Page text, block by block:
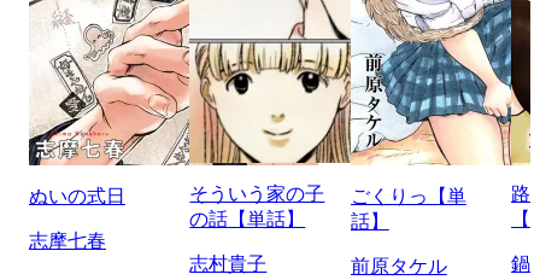
ぬいの式日
志摩七春
そういう家の子
の話【単話】
志村貴子
ごくりっ【単
話】
前原タケル
路
鍋